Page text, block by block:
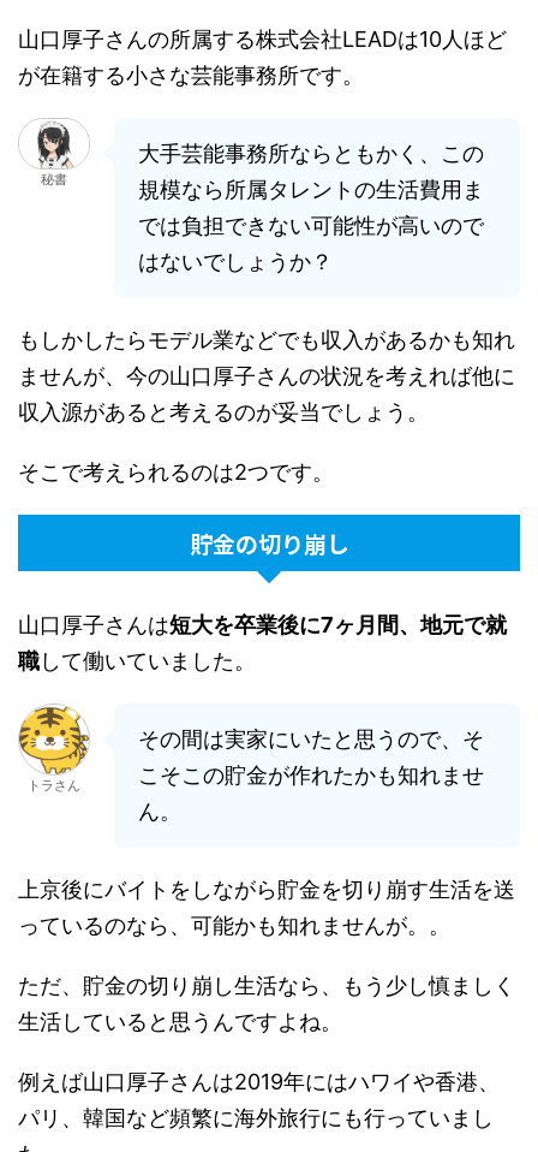
山口厚子さんの所属する株式会社LEADは10人ほど
が在籍する小さな芸能事務所です。
秘書
大手芸能事務所ならともかく、この
規模なら所属タレントの生活費用ま
では負担できない可能性が高いので
はないでしょうか？
もしかしたらモデル業などでも収入があるかも知れ
ませんが、今の山口厚子さんの状況を考えれば他に
収入源があると考えるのが妥当でしょう。
そこで考えられるのは2つです。
貯金の切り崩し
山口厚子さんは短大を卒業後に7ヶ月間、地元で就
職して働いていました。
トラさん
その間は実家にいたと思うので、そ
こそこの貯金が作れたかも知れませ
ん。
上京後にバイトをしながら貯金を切り崩す生活を送
っているのなら、可能かも知れませんが。。
ただ、貯金の切り崩し生活なら、もう少し慎ましく
生活していると思うんですよね。
例えば山口厚子さんは2019年にはハワイや香港、
パリ、韓国など頻繁に海外旅行にも行っていまし